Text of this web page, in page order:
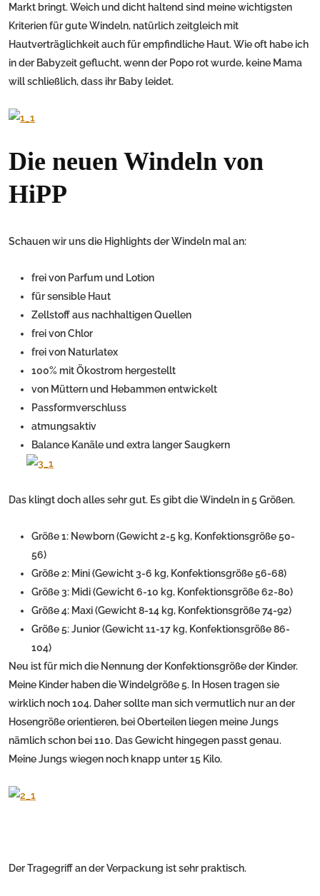
Markt bringt. Weich und dicht haltend sind meine wichtigsten
Kriterien für gute Windeln, natürlich zeitgleich mit
Hautverträglichkeit auch für empfindliche Haut. Wie oft habe ich
in der Babyzeit geflucht, wenn der Popo rot wurde, keine Mama
will schließlich, dass ihr Baby leidet.
Die neuen Windeln von
HiPP
Schauen wir uns die Highlights der Windeln mal an:
frei von Parfum und Lotion
für sensible Haut
Zellstoff aus nachhaltigen Quellen
frei von Chlor
frei von Naturlatex
100% mit Ökostrom hergestellt
von Müttern und Hebammen entwickelt
Passformverschluss
atmungsaktiv
Balance Kanäle und extra langer Saugkern
Das klingt doch alles sehr gut. Es gibt die Windeln in 5 Größen.
Größe 1: Newborn (Gewicht 2-5 kg, Konfektionsgröße 50-
56)
Größe 2: Mini (Gewicht 3-6 kg, Konfektionsgröße 56-68)
Größe 3: Midi (Gewicht 6-10 kg, Konfektionsgröße 62-80)
Größe 4: Maxi (Gewicht 8-14 kg, Konfektionsgröße 74-92)
Größe 5: Junior (Gewicht 11-17 kg, Konfektionsgröße 86-
104)
Neu ist für mich die Nennung der Konfektionsgröße der Kinder.
Meine Kinder haben die Windelgröße 5. In Hosen tragen sie
wirklich noch 104. Daher sollte man sich vermutlich nur an der
Hosengröße orientieren, bei Oberteilen liegen meine Jungs
nämlich schon bei 110. Das Gewicht hingegen passt genau.
Meine Jungs wiegen noch knapp unter 15 Kilo.
Der Tragegriff an der Verpackung ist sehr praktisch.